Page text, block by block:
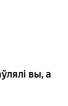
вы, а